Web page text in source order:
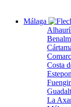
Málaga
Costa
La